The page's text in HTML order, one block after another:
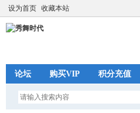
设为首页 收藏本站
论坛 购买VIP 积分充值